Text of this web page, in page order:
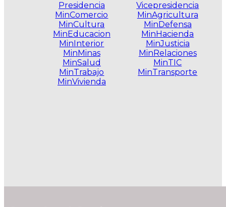
Presidencia
MinComercio
MinCultura
MinEducacion
MinInterior
MinMinas
MinSalud
MinTrabajo
MinVivienda
Vicepresidencia
MinAgricultura
MinDefensa
MinHacienda
MinJusticia
MinRelaciones
MinTIC
MinTransporte